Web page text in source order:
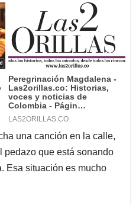
una canción en la calle,
pedazo que está sonando
Esa situación es mucho